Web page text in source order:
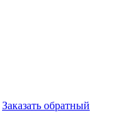
Заказать обратный